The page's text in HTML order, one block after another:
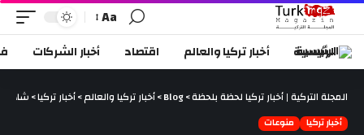
Aa
الرئيسية أخبار تركيا والعالم اقتصاد أخبار الشركات
المجلة التركية | أخبار تركيا لحظة بلحظة>
Blog
>أخبار تركيا والعالم>أخبار تركيا>شاهد..
أخبار تركيا منوعات